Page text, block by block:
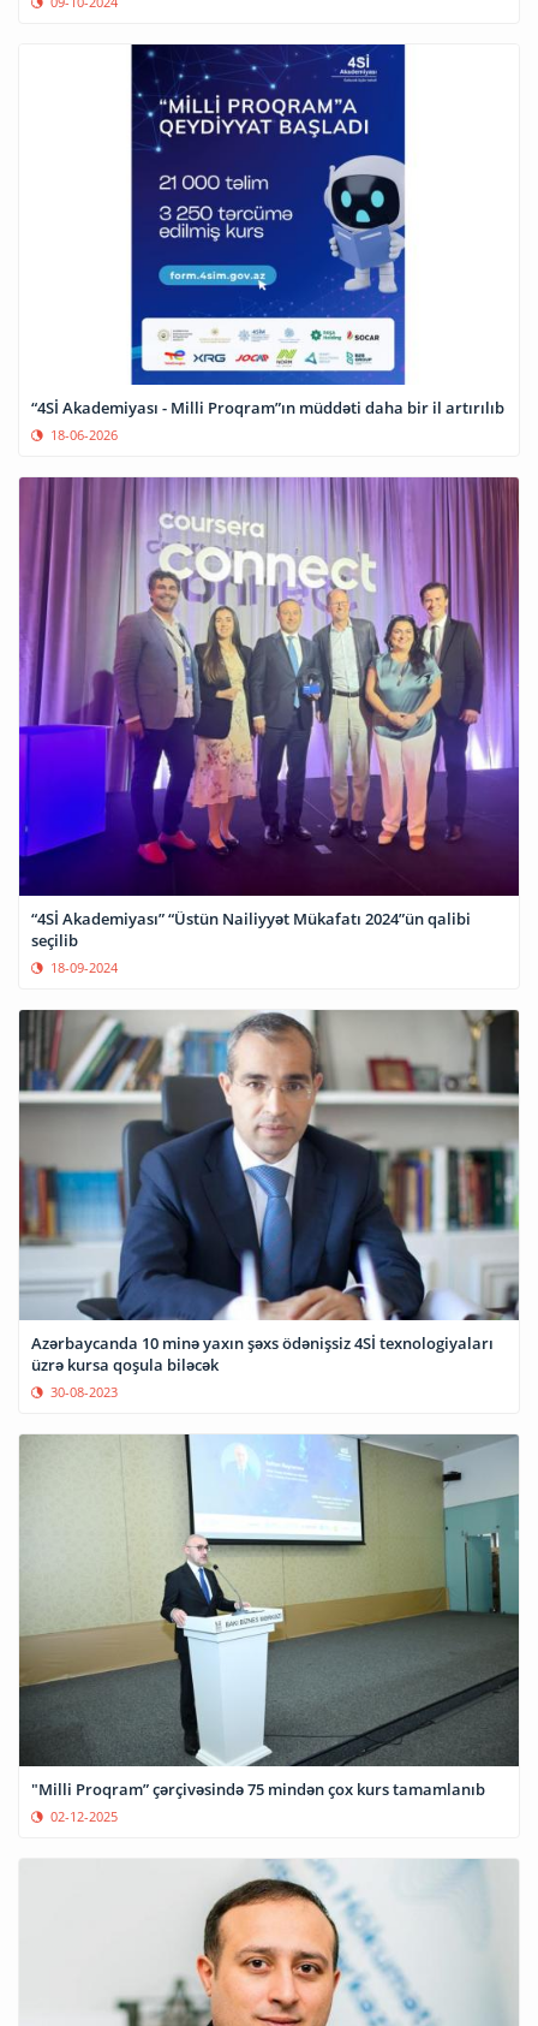
“4Sİ Akademiyası - Milli Proqram”ın müddəti daha bir il artırılıb
18-06-2026
“4Sİ Akademiyası” “Üstün Nailiyyət Mükafatı 2024”ün qalibi
seçilib
18-09-2024
Azərbaycanda 10 minə yaxın şəxs ödənişsiz 4Sİ texnologiyaları
üzrə kursa qoşula biləcək
30-08-2023
"Milli Proqram” çərçivəsində 75 mindən çox kurs tamamlanıb
02-12-2025